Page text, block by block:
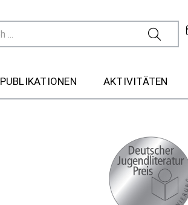
PUBLIKATIONEN AKTIVITÄTEN